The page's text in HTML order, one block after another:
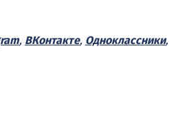
, ВКонтакте, Одноклассники,